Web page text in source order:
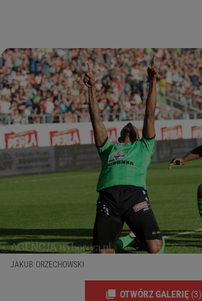
JAKUB ORZECHOWSKI
OTWÓRZ GALERIĘ (3)